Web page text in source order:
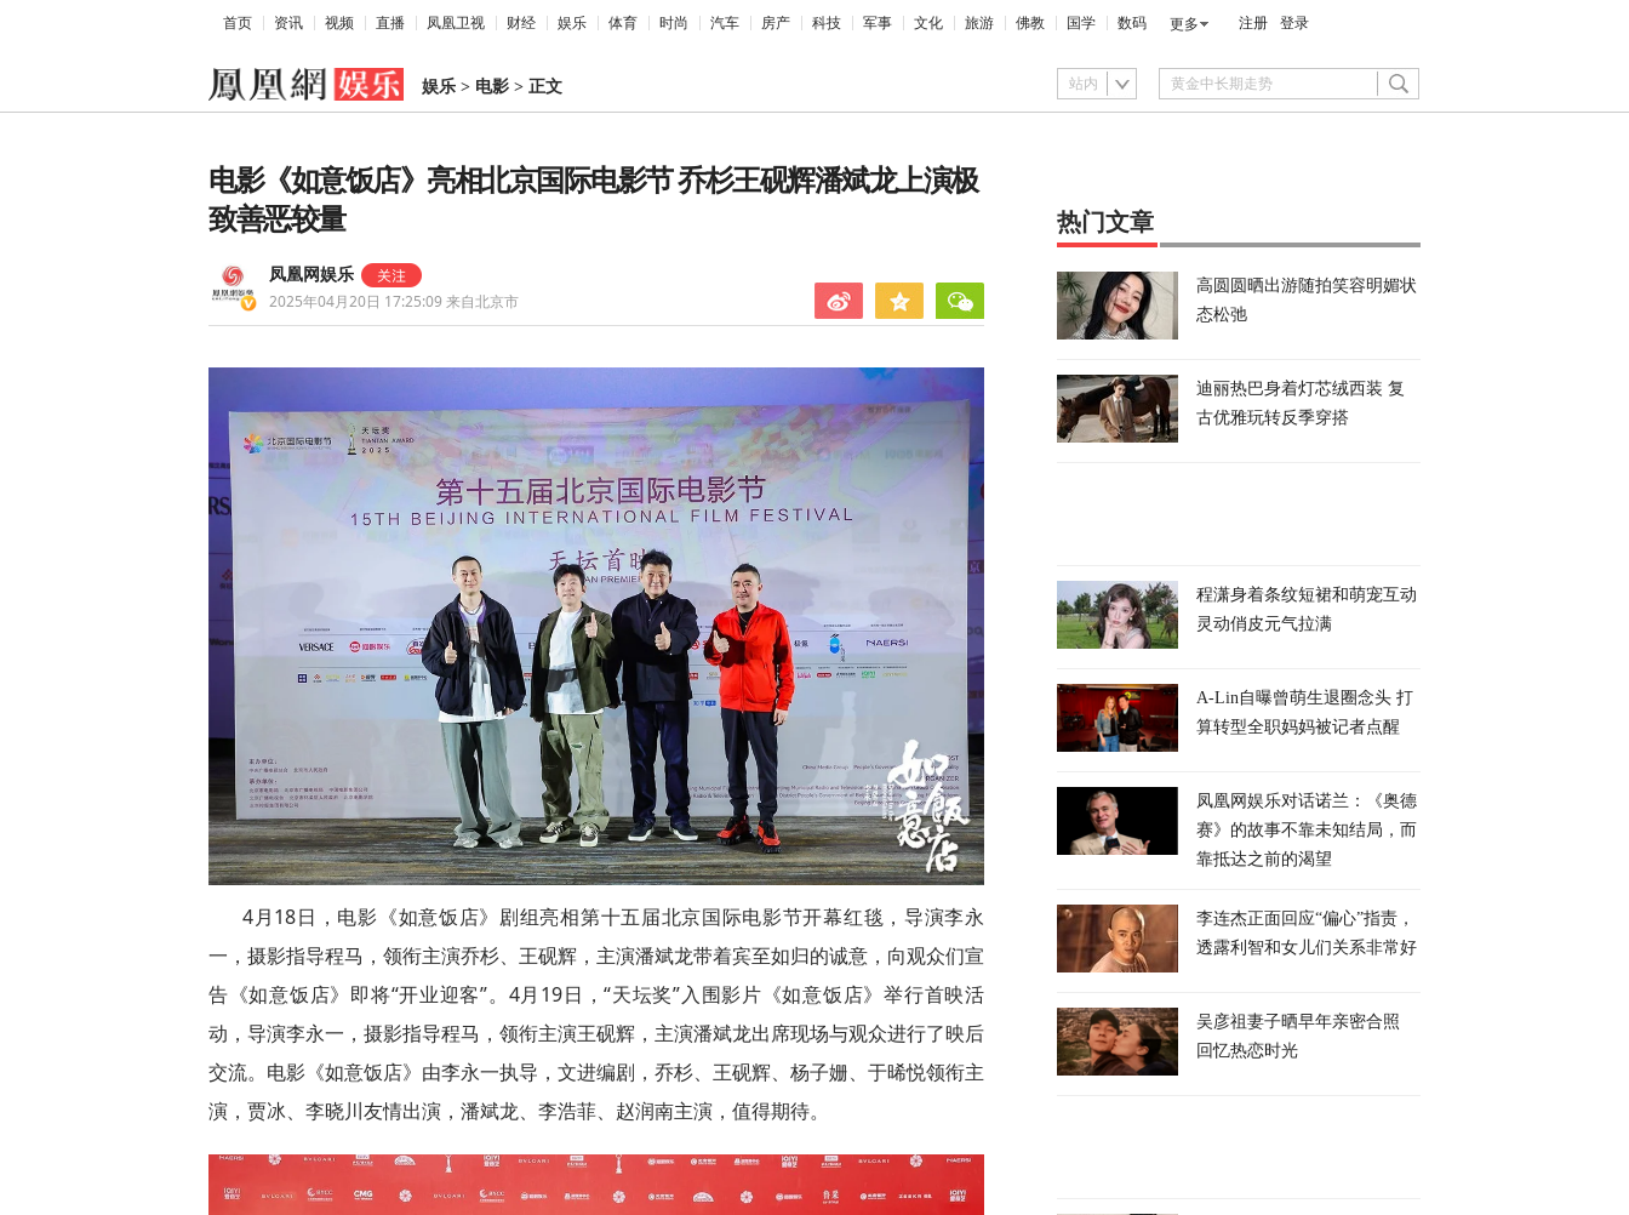
首页 资讯 视频 直播 凤凰卫视 财经 娱乐 体育 时尚 汽车 房产 科技 军事 文化 旅游 佛教 国学 数码 更多 注册 登录
娱乐 > 电影 > 正文 站内
电影《如意饭店》亮相北京国际电影节 乔杉王砚辉潘斌龙上演极
致善恶较量
凤凰网娱乐
2025年04月20日 17:25:09 来自北京市
4月18日，电影《如意饭店》剧组亮相第十五届北京国际电影节开幕红毯，导演李永
一，摄影指导程马，领衔主演乔杉、王砚辉，主演潘斌龙带着宾至如归的诚意，向观众们宣
告《如意饭店》即将“开业迎客”。4月19日，“天坛奖”入围影片《如意饭店》举行首映活
动，导演李永一，摄影指导程马，领衔主演王砚辉，主演潘斌龙出席现场与观众进行了映后
交流。电影《如意饭店》由李永一执导，文进编剧，乔杉、王砚辉、杨子姗、于晞悦领衔主
演，贾冰、李晓川友情出演，潘斌龙、李浩菲、赵润南主演，值得期待。
热门文章
高圆圆晒出游随拍笑容明媚状
态松弛
迪丽热巴身着灯芯绒西装 复
古优雅玩转反季穿搭
程潇身着条纹短裙和萌宠互动
灵动俏皮元气拉满
A-Lin自曝曾萌生退圈念头 打
算转型全职妈妈被记者点醒
凤凰网娱乐对话诺兰：《奥德
赛》的故事不靠未知结局，而
靠抵达之前的渴望
李连杰正面回应“偏心”指责，
透露利智和女儿们关系非常好
吴彦祖妻子晒早年亲密合照
回忆热恋时光